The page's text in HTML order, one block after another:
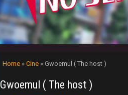
Home » Cine » Gwoemul ( The host )
Gwoemul ( The host )